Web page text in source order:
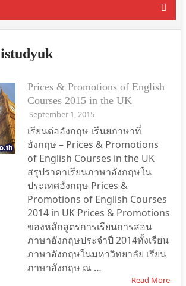
istudyuk
Prices & Promotions of English
Courses 2015 in the UK
September 1, 2015
เรียนต่ออังกฤษ เรีนยภาษาที่
อังกฤษ – Prices & Promotions
of English Courses in the UK
สรุปราคาเรียนภาษาอังกฤษใน
ประเทศอังกฤษ Prices &
Promotions of English Courses
2014 in UK Prices & Promotions
ของหลักสูตรการเรียนการสอน
ภาษาอังกฤษประจำปี 2014ทั้งเรียน
ภาษาอังกฤษในมหาวิทยาลัย เรียน
ภาษาอังกฤษ ณ …
Read More